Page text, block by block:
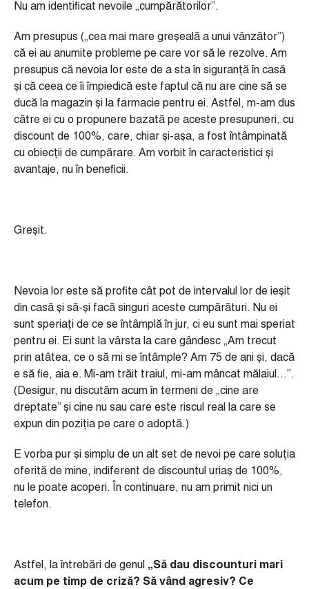
Nu am identificat nevoile „cumpărătorilor”.
Am presupus („cea mai mare greșeală a unui vânzător”)
că ei au anumite probleme pe care vor să le rezolve. Am
presupus că nevoia lor este de a sta în siguranță în casă
și că ceea ce îi împiedică este faptul că nu are cine să se
ducă la magazin și la farmacie pentru ei. Astfel, m-am dus
către ei cu o propunere bazată pe aceste presupuneri, cu
discount de 100%, care, chiar și-așa, a fost întâmpinată
cu obiecții de cumpărare. Am vorbit în caracteristici și
avantaje, nu în beneficii.
Greșit.
Nevoia lor este să profite cât pot de intervalul lor de ieșit
din casă și să-și facă singuri aceste cumpărături. Nu ei
sunt speriați de ce se întâmplă în jur, ci eu sunt mai speriat
pentru ei. Ei sunt la vârsta la care gândesc „Am trecut
prin atâtea, ce o să mi se întâmple? Am 75 de ani și, dacă
e să fie, aia e. Mi-am trăit traiul, mi-am mâncat mălaiul…”.
(Desigur, nu discutăm acum în termeni de „cine are
dreptate” și cine nu sau care este riscul real la care se
expun din poziția pe care o adoptă.)
E vorba pur și simplu de un alt set de nevoi pe care soluția
oferită de mine, indiferent de discountul uriaș de 100%,
nu le poate acoperi. În continuare, nu am primit nici un
telefon.
Astfel, la întrebări de genul
„Să dau discounturi mari
acum pe timp de criză? Să vând agresiv? Ce